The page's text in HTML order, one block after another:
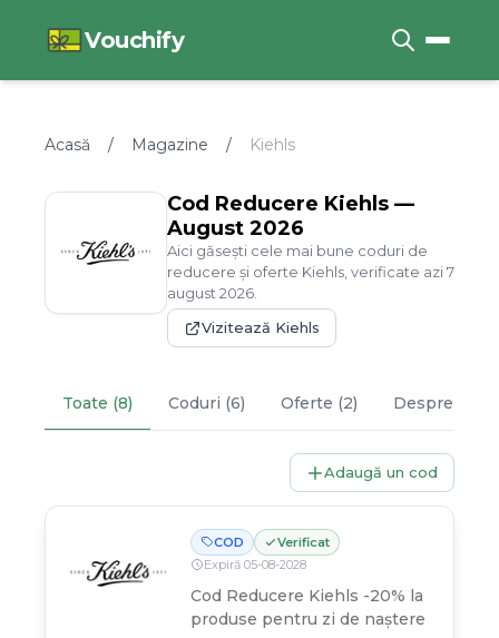
Vouchify
Acasă / Magazine / Kiehls
Cod Reducere Kiehls —
August 2026
Aici găsești cele mai bune coduri de
reducere și oferte Kiehls , verificate azi7
august 2026
Vizitează Kiehls
Toate (8) Coduri (6) Oferte (2) Despre
Adaugă un cod
COD
Verificat
Expiră 05-08-2028
Cod Reducere Kiehls -20% la
produse pentru zi de naștere